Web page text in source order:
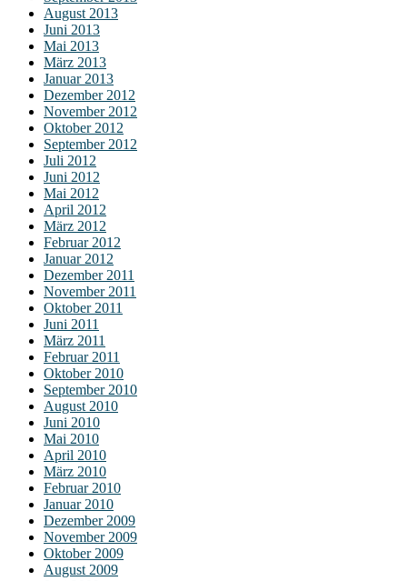
August 2013
Juni 2013
Mai 2013
März 2013
Januar 2013
Dezember 2012
November 2012
Oktober 2012
September 2012
Juli 2012
Juni 2012
Mai 2012
April 2012
März 2012
Februar 2012
Januar 2012
Dezember 2011
November 2011
Oktober 2011
Juni 2011
März 2011
Februar 2011
Oktober 2010
September 2010
August 2010
Juni 2010
Mai 2010
April 2010
März 2010
Februar 2010
Januar 2010
Dezember 2009
November 2009
Oktober 2009
August 2009